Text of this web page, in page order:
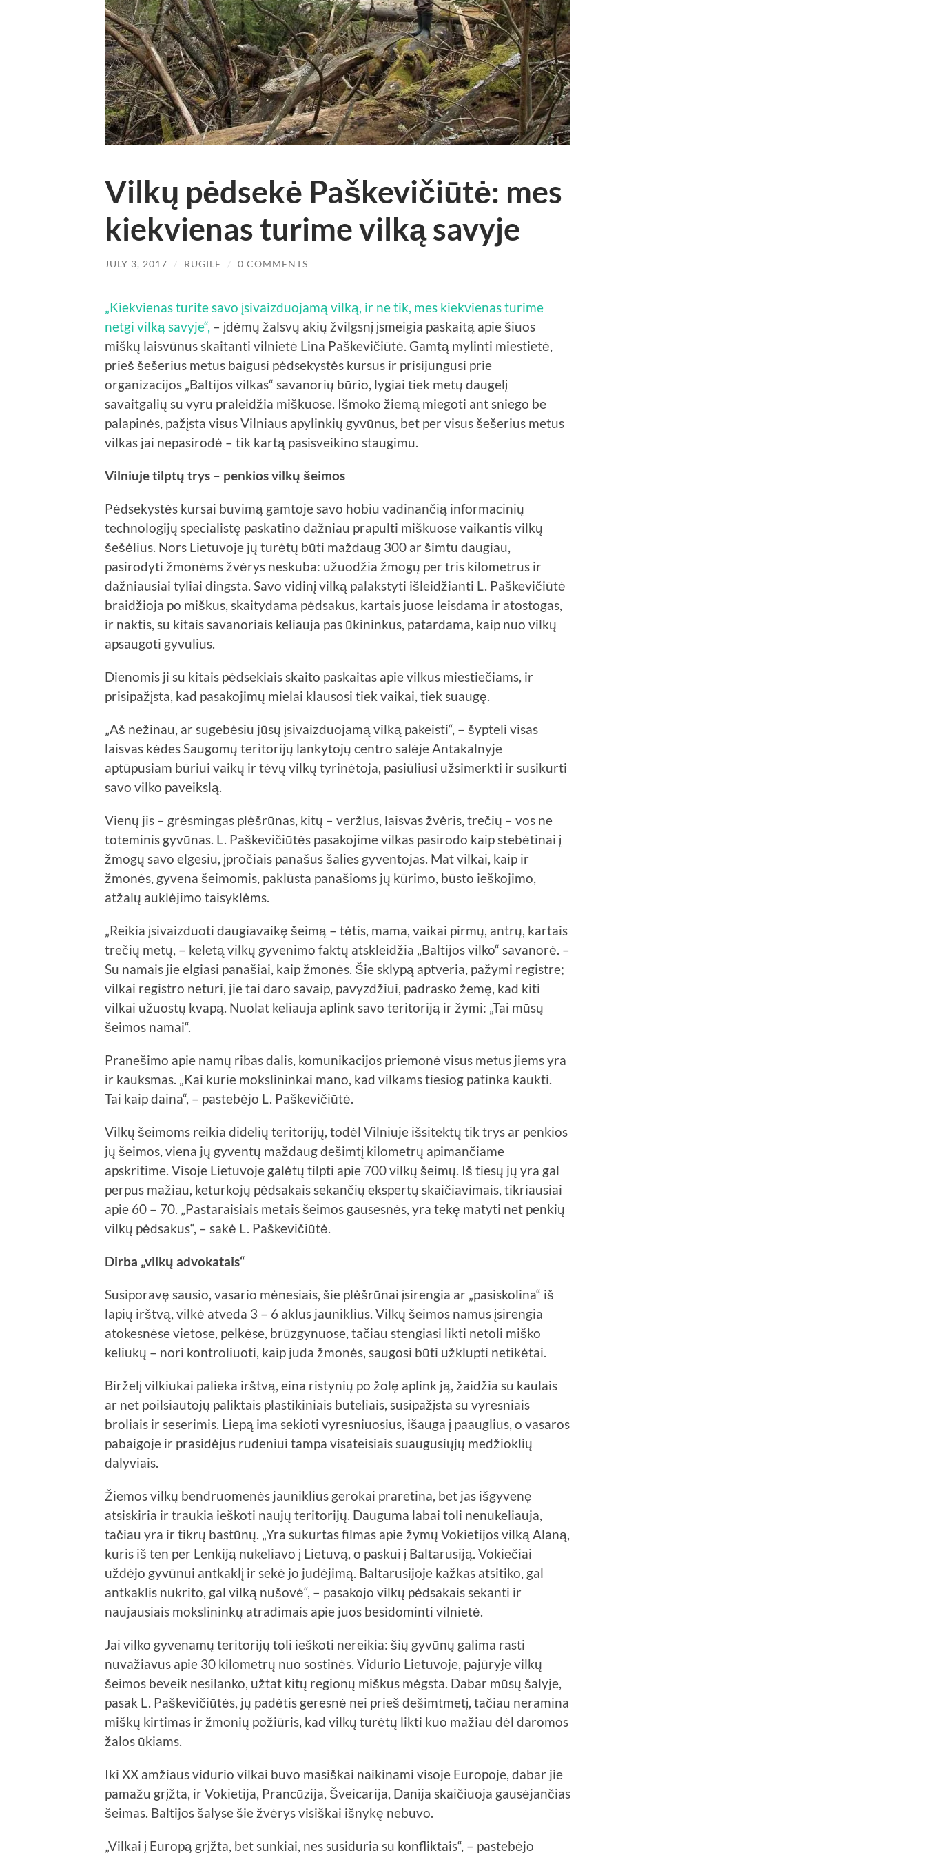
Vilkų pėdsekė Paškevičiūtė: mes
kiekvienas turime vilką savyje
JULY 3, 2017 / RUGILE / 0 COMMENTS
„Kiekvienas turite savo įsivaizduojamą vilką, ir ne tik, mes kiekvienas turime
netgi vilką savyje“, – įdėmų žalsvų akių žvilgsnį įsmeigia paskaitą apie šiuos
miškų laisvūnus skaitanti vilnietė Lina Paškevičiūtė. Gamtą mylinti miestietė,
prieš šešerius metus baigusi pėdsekystės kursus ir prisijungusi prie
organizacijos „Baltijos vilkas“ savanorių būrio, lygiai tiek metų daugelį
savaitgalių su vyru praleidžia miškuose. Išmoko žiemą miegoti ant sniego be
palapinės, pažįsta visus Vilniaus apylinkių gyvūnus, bet per visus šešerius metus
vilkas jai nepasirodė – tik kartą pasisveikino staugimu.
Vilniuje tilptų trys – penkios vilkų šeimos
Pėdsekystės kursai buvimą gamtoje savo hobiu vadinančią informacinių
technologijų specialistę paskatino dažniau prapulti miškuose vaikantis vilkų
šešėlius. Nors Lietuvoje jų turėtų būti maždaug 300 ar šimtu daugiau,
pasirodyti žmonėms žvėrys neskuba: užuodžia žmogų per tris kilometrus ir
dažniausiai tyliai dingsta. Savo vidinį vilką palakstyti išleidžianti L. Paškevičiūtė
braidžioja po miškus, skaitydama pėdsakus, kartais juose leisdama ir atostogas,
ir naktis, su kitais savanoriais keliauja pas ūkininkus, patardama, kaip nuo vilkų
apsaugoti gyvulius.
Dienomis ji su kitais pėdsekiais skaito paskaitas apie vilkus miestiečiams, ir
prisipažįsta, kad pasakojimų mielai klausosi tiek vaikai, tiek suaugę.
„Aš nežinau, ar sugebėsiu jūsų įsivaizduojamą vilką pakeisti“, – šypteli visas
laisvas kėdes Saugomų teritorijų lankytojų centro salėje Antakalnyje
aptūpusiam būriui vaikų ir tėvų vilkų tyrinėtoja, pasiūliusi užsimerkti ir susikurti
savo vilko paveikslą.
Vienų jis – grėsmingas plėšrūnas, kitų – veržlus, laisvas žvėris, trečių – vos ne
toteminis gyvūnas. L. Paškevičiūtės pasakojime vilkas pasirodo kaip stebėtinai į
žmogų savo elgesiu, įpročiais panašus šalies gyventojas. Mat vilkai, kaip ir
žmonės, gyvena šeimomis, paklūsta panašioms jų kūrimo, būsto ieškojimo,
atžalų auklėjimo taisyklėms.
„Reikia įsivaizduoti daugiavaikę šeimą – tėtis, mama, vaikai pirmų, antrų, kartais
trečių metų, – keletą vilkų gyvenimo faktų atskleidžia „Baltijos vilko“ savanorė. –
Su namais jie elgiasi panašiai, kaip žmonės. Šie sklypą aptveria, pažymi registre;
vilkai registro neturi, jie tai daro savaip, pavyzdžiui, padrasko žemę, kad kiti
vilkai užuostų kvapą. Nuolat keliauja aplink savo teritoriją ir žymi: „Tai mūsų
šeimos namai“.
Pranešimo apie namų ribas dalis, komunikacijos priemonė visus metus jiems yra
ir kauksmas. „Kai kurie mokslininkai mano, kad vilkams tiesiog patinka kaukti.
Tai kaip daina“, – pastebėjo L. Paškevičiūtė.
Vilkų šeimoms reikia didelių teritorijų, todėl Vilniuje išsitektų tik trys ar penkios
jų šeimos, viena jų gyventų maždaug dešimtį kilometrų apimančiame
apskritime. Visoje Lietuvoje galėtų tilpti apie 700 vilkų šeimų. Iš tiesų jų yra gal
perpus mažiau, keturkojų pėdsakais sekančių ekspertų skaičiavimais, tikriausiai
apie 60 – 70. „Pastaraisiais metais šeimos gausesnės, yra tekę matyti net penkių
vilkų pėdsakus“, – sakė L. Paškevičiūtė.
Dirba „vilkų advokatais“
Susiporavę sausio, vasario mėnesiais, šie plėšrūnai įsirengia ar „pasiskolina“ iš
lapių irštvą, vilkė atveda 3 – 6 aklus jauniklius. Vilkų šeimos namus įsirengia
atokesnėse vietose, pelkėse, brūzgynuose, tačiau stengiasi likti netoli miško
keliukų – nori kontroliuoti, kaip juda žmonės, saugosi būti užklupti netikėtai.
Birželį vilkiukai palieka irštvą, eina ristynių po žolę aplink ją, žaidžia su kaulais
ar net poilsiautojų paliktais plastikiniais buteliais, susipažįsta su vyresniais
broliais ir seserimis. Liepą ima sekioti vyresniuosius, išauga į paauglius, o vasaros
pabaigoje ir prasidėjus rudeniui tampa visateisiais suaugusiųjų medžioklių
dalyviais.
Žiemos vilkų bendruomenės jauniklius gerokai praretina, bet jas išgyvenę
atsiskiria ir traukia ieškoti naujų teritorijų. Dauguma labai toli nenukeliauja,
tačiau yra ir tikrų bastūnų. „Yra sukurtas filmas apie žymų Vokietijos vilką Alaną,
kuris iš ten per Lenkiją nukeliavo į Lietuvą, o paskui į Baltarusiją. Vokiečiai
uždėjo gyvūnui antkaklį ir sekė jo judėjimą. Baltarusijoje kažkas atsitiko, gal
antkaklis nukrito, gal vilką nušovė“, – pasakojo vilkų pėdsakais sekanti ir
naujausiais mokslininkų atradimais apie juos besidominti vilnietė.
Jai vilko gyvenamų teritorijų toli ieškoti nereikia: šių gyvūnų galima rasti
nuvažiavus apie 30 kilometrų nuo sostinės. Vidurio Lietuvoje, pajūryje vilkų
šeimos beveik nesilanko, užtat kitų regionų miškus mėgsta. Dabar mūsų šalyje,
pasak L. Paškevičiūtės, jų padėtis geresnė nei prieš dešimtmetį, tačiau neramina
miškų kirtimas ir žmonių požiūris, kad vilkų turėtų likti kuo mažiau dėl daromos
žalos ūkiams.
Iki XX amžiaus vidurio vilkai buvo masiškai naikinami visoje Europoje, dabar jie
pamažu grįžta, ir Vokietija, Prancūzija, Šveicarija, Danija skaičiuoja gausėjančias
šeimas. Baltijos šalyse šie žvėrys visiškai išnykę nebuvo.
„Vilkai į Europą grįžta, bet sunkiai, nes susiduria su konfliktais“, – pastebėjo